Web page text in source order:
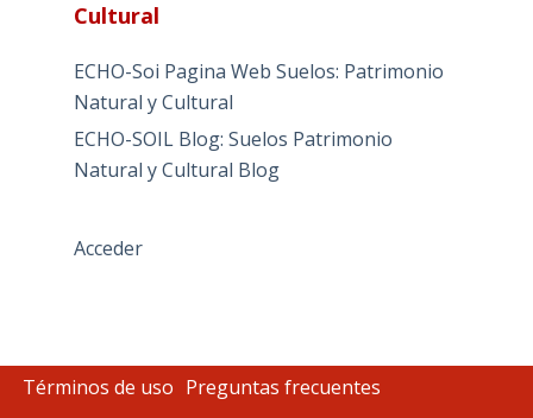
Cultural
ECHO-Soi Pagina Web Suelos: Patrimonio
Natural y Cultural
ECHO-SOIL Blog: Suelos Patrimonio
Natural y Cultural Blog
Acceder
Términos de uso Preguntas frecuentes